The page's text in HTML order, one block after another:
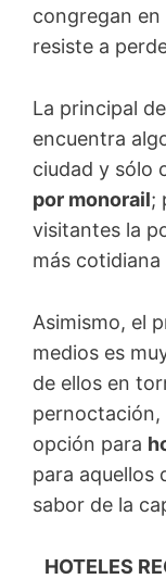
congregan en
resiste a
La principal
encuentra
ciudad y sólo
por monorail;
visitantes la
más cotidiana
Asimismo, el
medios es
de ellos en
pernoctación,
opción para
para aquellos
sabor de la
HOTELES